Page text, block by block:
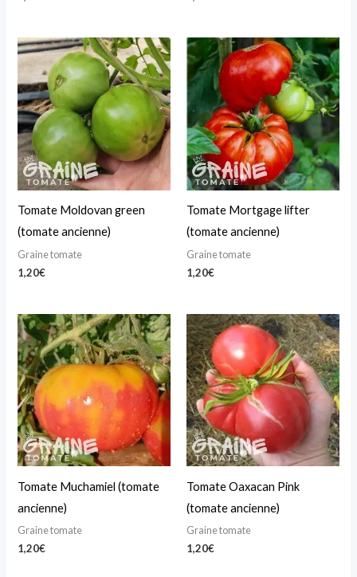
Tomate Moldovan green
(tomate ancienne)
Graine tomate
1,20€
Tomate Mortgage lifter
(tomate ancienne)
Graine tomate
1,20€
Tomate Muchamiel (tomate
ancienne)
Graine tomate
1,20€
Tomate Oaxacan Pink
(tomate ancienne)
Graine tomate
1,20€